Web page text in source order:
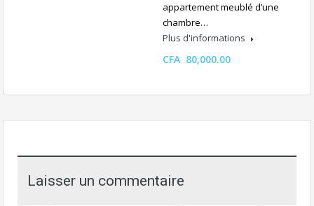
appartement meublé d’une
chambre…
Plus d'informations
CFA 80,000.00
Laisser un commentaire